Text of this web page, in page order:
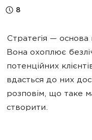
8
Стратегія — основа
Вона охоплює
потенційних
вдасться до них
розповім, що таке
створити.